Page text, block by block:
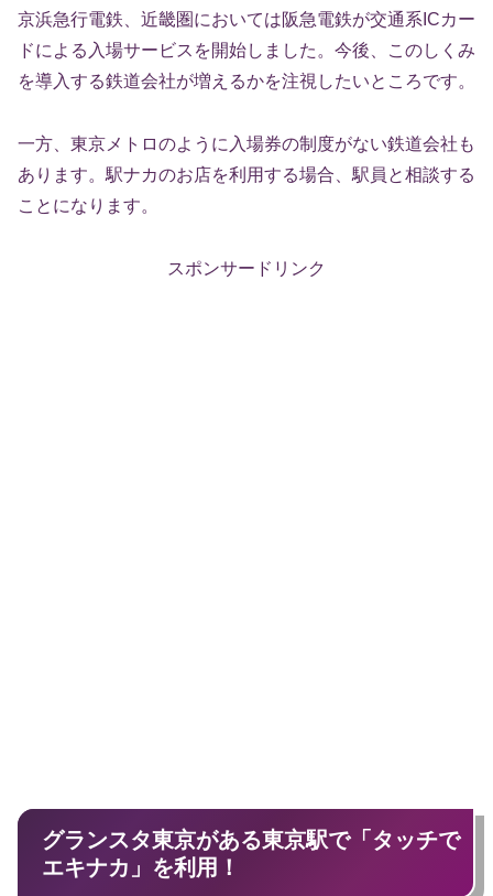
京浜急行電鉄、近畿圏においては阪急電鉄が交通系ICカー
ドによる入場サービスを開始しました。今後、このしくみ
を導入する鉄道会社が増えるかを注視したいところです。
一方、東京メトロのように入場券の制度がない鉄道会社も
あります。駅ナカのお店を利用する場合、駅員と相談する
ことになります。
スポンサードリンク
グランスタ東京がある東京駅で「タッチで
エキナカ」を利用！